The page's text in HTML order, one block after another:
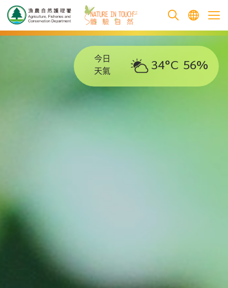
跳至主要內容
今日
天氣
34°C 56%